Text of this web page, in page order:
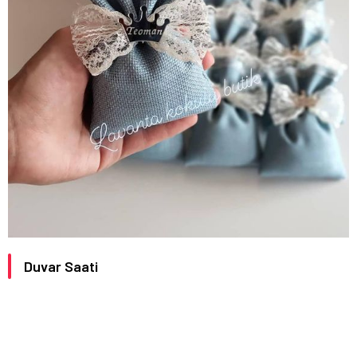
Duvar Saati